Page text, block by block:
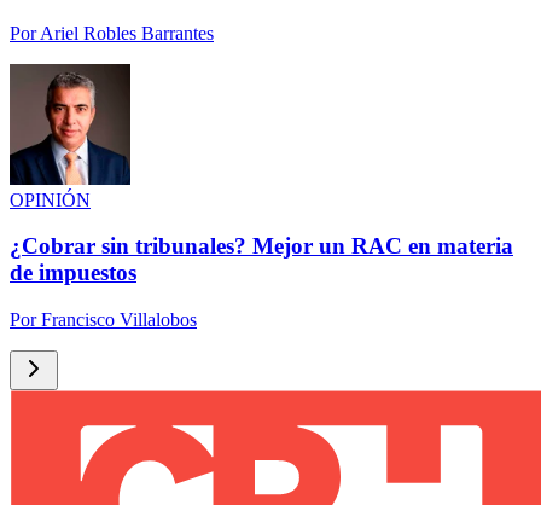
PorAriel Robles Barrantes
OPINIÓN
¿Cobrar sin tribunales? Mejor un RAC en materia
de impuestos
PorFrancisco Villalobos